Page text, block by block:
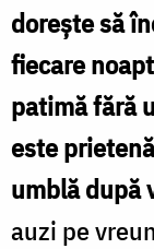
doreşte să
fiecare
patimă fără
este
umblă după
auzi pe